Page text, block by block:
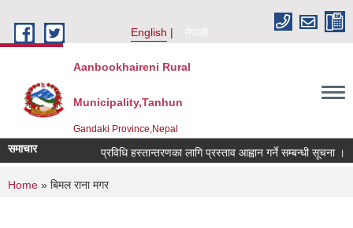
English
नेपाली
Aanbookhaireni Rural
Municipality,Tanhun
Gandaki Province,Nepal
समाचार प्रविधि हस्तान्तरणका लागि प्रस्ताव आह्वान गर्ने सम्बन्धी सूचना ।
You are here
Home » बिमल राना मगर